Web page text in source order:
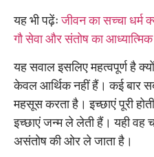
यह भी पढ़ेंःजीवन का सच्चा धर्म
गौ सेवा और संतोष का
यह सवाल इसलिए महत्वपूर्ण है
केवल आर्थिक नहीं हैं। कई बार
महसूस करता है। इच्छाएं पूरी
इच्छाएं जन्म ले लेती हैं। यही वह
असंतोष की ओर ले जाता है।